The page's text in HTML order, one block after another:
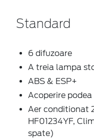
Standard
6 difuzoare
A treia lampa
ABS & ESP+
Acoperire
Aer conditionat
HF01234YF,
spate)